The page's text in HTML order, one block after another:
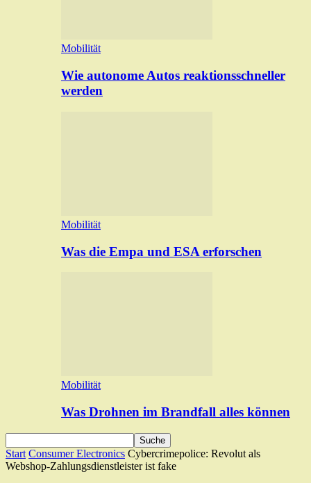
Mobilität
Wie autonome Autos reaktionsschneller
werden
Mobilität
Was die Empa und ESA erforschen
Mobilität
Was Drohnen im Brandfall alles können
Start Consumer Electronics Cybercrimepolice: Revolut als
Webshop-Zahlungsdienstleister ist fake